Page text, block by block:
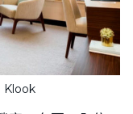
Klook